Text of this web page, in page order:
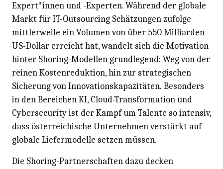
Expert*innen und -Experten. Während der globale
Markt für IT-Outsourcing Schätzungen zufolge
mittlerweile ein Volumen von über 550 Milliarden
US-Dollar erreicht hat, wandelt sich die Motivation
hinter Shoring-Modellen grundlegend: Weg von der
reinen Kostenreduktion, hin zur strategischen
Sicherung von Innovationskapazitäten. Besonders
in den Bereichen KI, Cloud-Transformation und
Cybersecurity ist der Kampf um Talente so intensiv,
dass österreichische Unternehmen verstärkt auf
globale Liefermodelle setzen müssen.
Die Shoring-Partnerschaften dazu decken